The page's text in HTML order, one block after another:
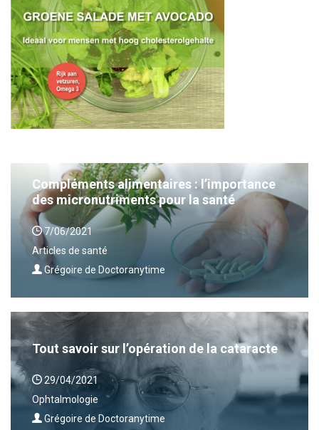
Compléments alimentaires : l’importance
des micronutriments pour la santé
7/06/2021
Articles de santé
Grégoire de Doctoranytime
Tout savoir sur l’opération de la cataracte
29/04/2021
Ophtalmologie
Grégoire de Doctoranytime